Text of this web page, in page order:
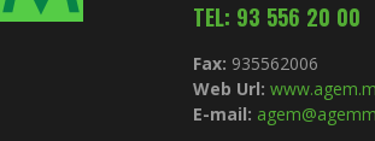
TEL: 93 556 20 00
Fax: 935562006
Web Url:
E-mail: